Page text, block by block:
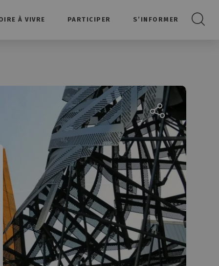
À VIVRE PARTICIPER
S’INFORMER
Partager la page